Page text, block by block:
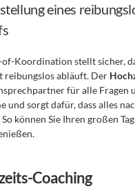
eines
of-Koordination stellt sicher,
reibungslos abläuft. Der
für alle Fragen
und sorgt dafür, dass alles
können Sie Ihren großen
Coaching